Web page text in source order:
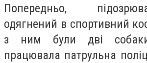
Попередньо,
одягнений в спортивний
з ним були дві
працювала патрульна